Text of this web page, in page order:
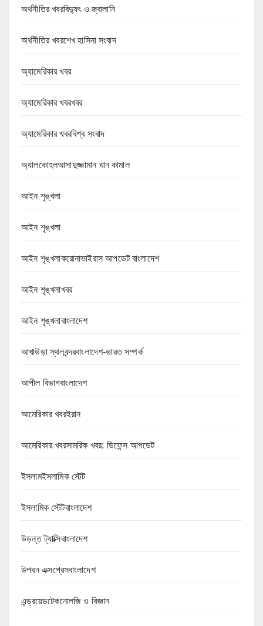
অর্থনীতির খবরবিদ্যুৎ ও জ্বালানি
অর্থনীতির খবরশেখ হাসিনা সংবাদ
অ্যামেরিকার খবর
অ্যামেরিকার খবরখবর
অ্যামেরিকার খবরবিশ্ব সংবাদ
অ্যালকোহলআসাদুজ্জামান খান কামাল
আইন শৃঙ্খলা
আইন শৃঙ্খলা
আইন শৃঙ্খলাকরোনাভাইরাস আপডেট বাংলাদেশ
আইন শৃঙ্খলাখবর
আইন শৃঙ্খলাবাংলাদেশ
আখাউড়া স্থলবন্দরবাংলাদেশ-ভারত সম্পর্ক
আপীল বিভাগবাংলাদেশ
আমেরিকার খবরইরান
আমেরিকার খবরসামরিক খবর: ডিফেন্স আপডেট
ইসলামইসলামিক স্টেট
ইসলামিক স্টেটবাংলাদেশ
উড়ন্ত ট্যাক্সিবাংলাদেশ
উপবন এক্সপ্রেসবাংলাদেশ
এন্ড্রয়েডটেকনোলজি ও বিজ্ঞান